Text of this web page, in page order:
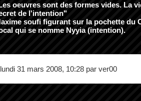
oeuvres sont des formes vides. La
de l'intention"
soufi figurant sur la pochette du
qui se nomme Nyyia (intention).
31 mars 2008, 10:28 par ver00